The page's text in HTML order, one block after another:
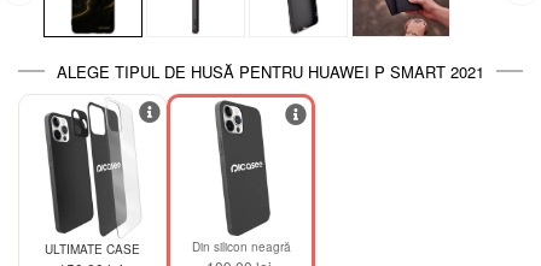
ALEGE TIPUL DE HUSĂ PENTRU HUAWEI P SMART 2021
ULTIMATE CASE Din silicon neagră